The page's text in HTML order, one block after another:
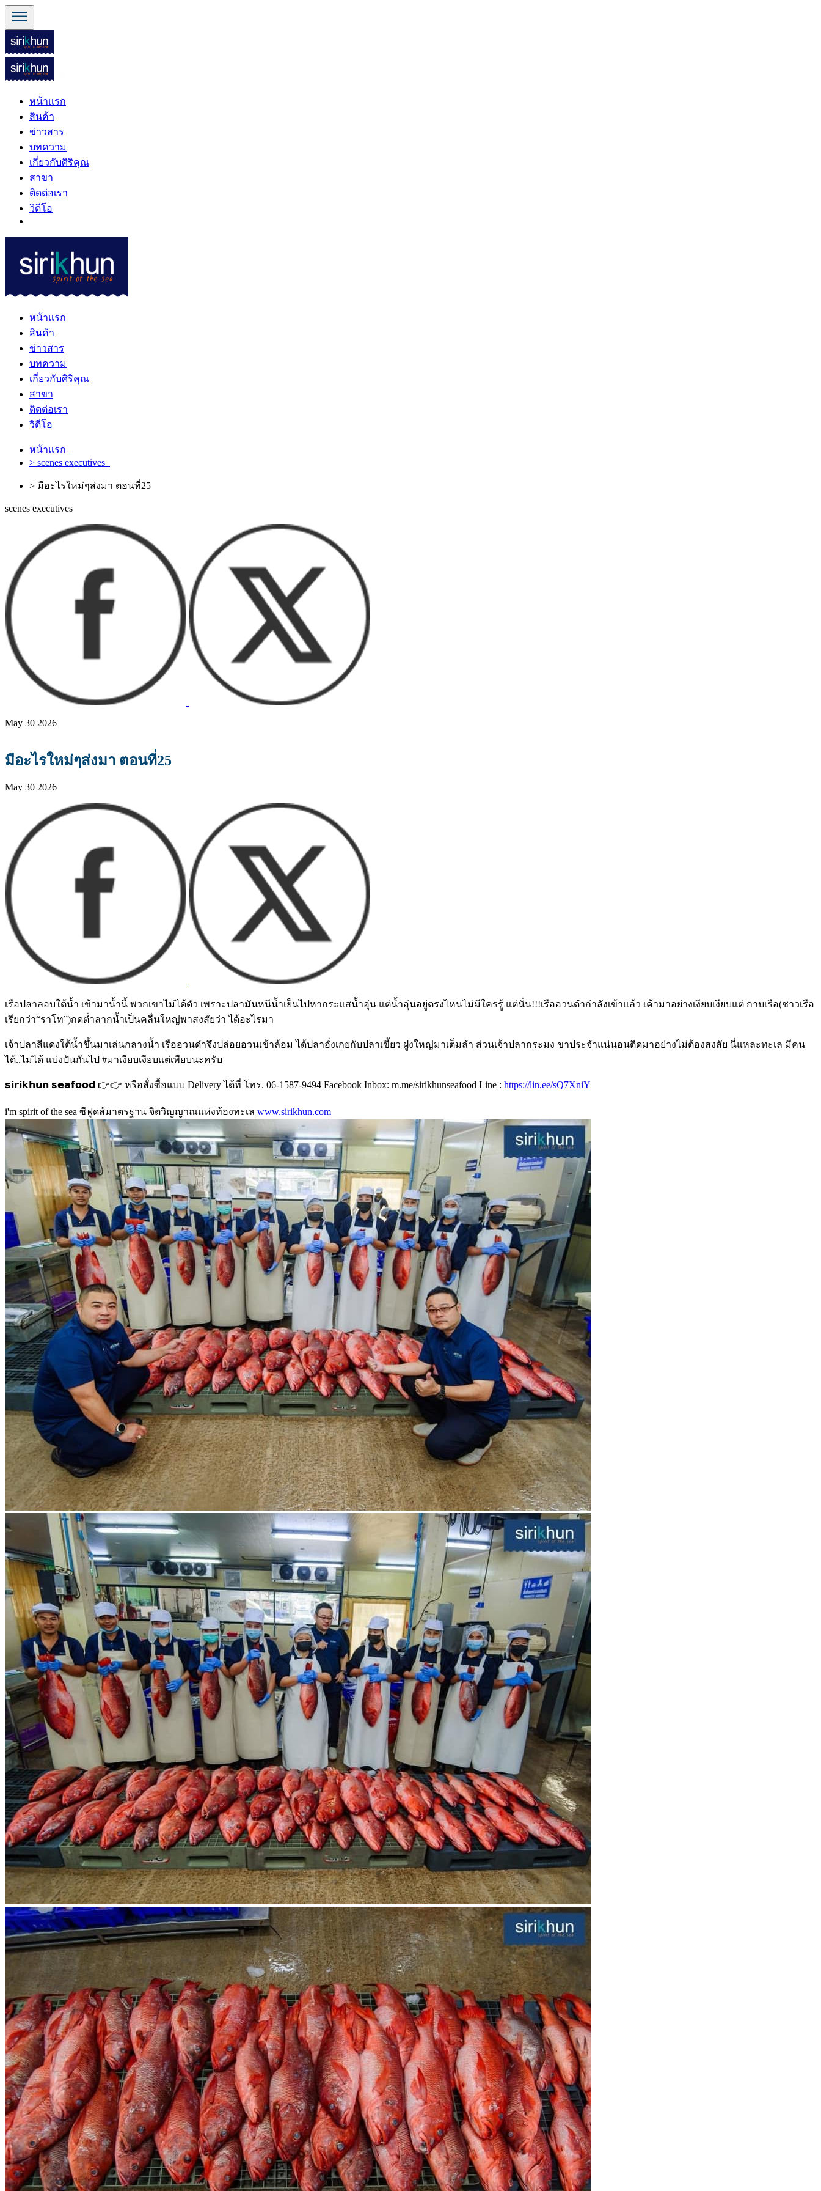
menu
หน้าแรก
สินค้า
ข่าวสาร
บทความ
เกี่ยวกับศิริคุณ
สาขา
ติดต่อเรา
วิดีโอ
หน้าแรก
สินค้า
ข่าวสาร
บทความ
เกี่ยวกับศิริคุณ
สาขา
ติดต่อเรา
วิดีโอ
หน้าแรก
> scenes executives
> มีอะไรใหม่ๆส่งมา ตอนที่25
scenes executives
May 30 2026
มีอะไรใหม่ๆส่งมา ตอนที่25
May 30 2026
เรือปลาลอบใต้น้ำ เข้ามาน้ำนี้ พวกเขาไม่ได้ตัว เพราะปลามันหนีน้ำเย็นไปหากระแสน้ำอุ่น แต่น้ำอุ่นอยู่ตรงไหนไม่มีใครรู้ แต่นั่น!!!เรืออวนดำกำลังเข้าแล้ว เค้ามาอย่างเงียบเงียบแต่ กาบเรือ(ชาวเรือ
เรียกว่า“ราโท”)กดต่ำลากน้ำเป็นคลื่นใหญ่พาสงสัยว่า ได้อะไรมา
เจ้าปลาสีแดงใต้น้ำขึ้นมาเล่นกลางน้ำ เรืออวนดำจึงปล่อยอวนเข้าล้อม ได้ปลาอั่งเกยกับปลาเขี้ยว ฝูงใหญ่มาเต็มลำ ส่วนเจ้าปลากระมง ขาประจำแน่นอนติดมาอย่างไม่ต้องสงสัย นี่แหละทะเล มีคน
ได้..ไม่ได้ แบ่งปันกันไป #มาเงียบเงียบแต่เพียบนะครับ
𝘀𝗶𝗿𝗶𝗸𝗵𝘂𝗻 𝘀𝗲𝗮𝗳𝗼𝗼𝗱 👉👉 หรือสั่งซื้อแบบ Delivery ได้ที่ โทร. 06-1587-9494 Facebook Inbox: m.me/sirikhunseafood Line : https://lin.ee/sQ7XniY
i'm spirit of the sea ซีฟูดส์มาตรฐาน จิตวิญญาณแห่งท้องทะเล www.sirikhun.com